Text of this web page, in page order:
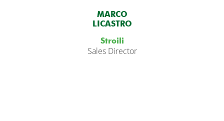
MARCO
LICASTRO
Stroili
Sales Director